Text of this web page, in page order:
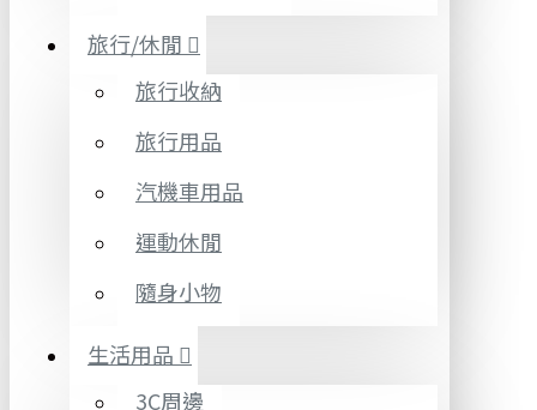
旅行/休閒
旅行收納
旅行用品
汽機車用品
運動休閒
隨身小物
生活用品
3C周邊